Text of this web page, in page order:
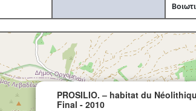
PROSILIO. – habitat du
Final - 2010